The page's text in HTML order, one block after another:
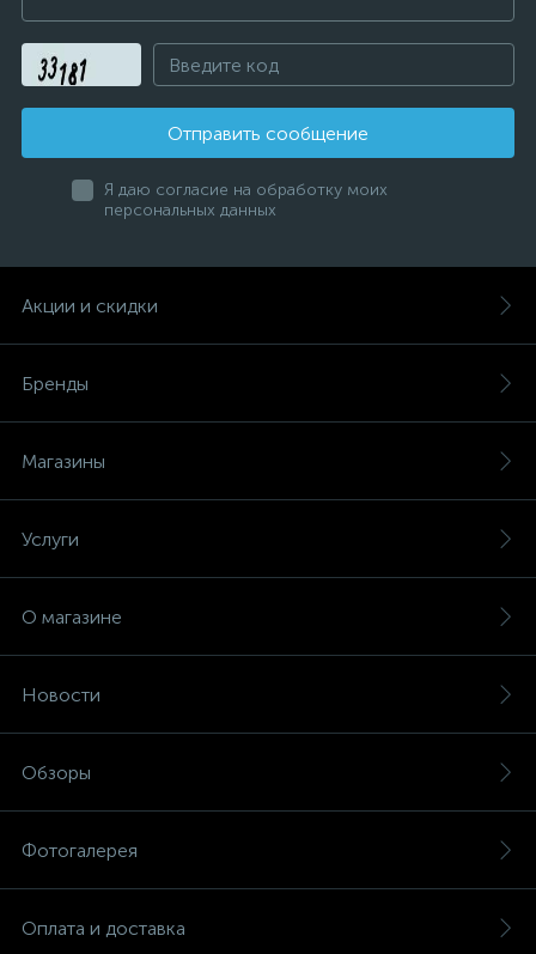
Отправить сообщение
Я даю согласие на обработку моих
персональных данных
Акции и скидки
Бренды
Магазины
Услуги
О магазине
Новости
Обзоры
Фотогалерея
Оплата и доставка